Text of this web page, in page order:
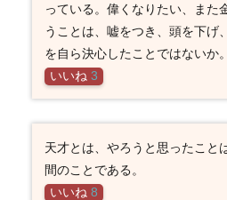
っている。偉くなりたい、また
うことは、嘘をつき、頭を下げ
を自ら決心したことではないか。
いいね 3
天才とは、やろうと思ったこと
間のことである。
いいね 8